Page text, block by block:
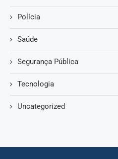
Polícia
Saúde
Segurança Pública
Tecnologia
Uncategorized